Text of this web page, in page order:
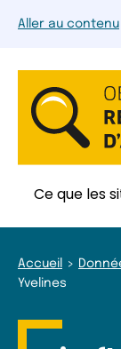
Aller au contenu
Ce que les
Accueil
Yvelines